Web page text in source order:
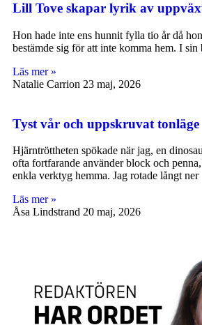
Lill Tove skapar lyrik av
Hon hade inte ens hunnit fylla tio år då
bestämde sig för att inte komma hem. I
Läs mer »
Natalie Carrion 23 maj, 2026
Tyst vår och uppskruvat tonläge
Hjärntröttheten spökade när jag, en
ofta fortfarande använder block och
enkla verktyg hemma. Jag rotade långt ner
Läs mer »
Åsa Lindstrand 20 maj, 2026